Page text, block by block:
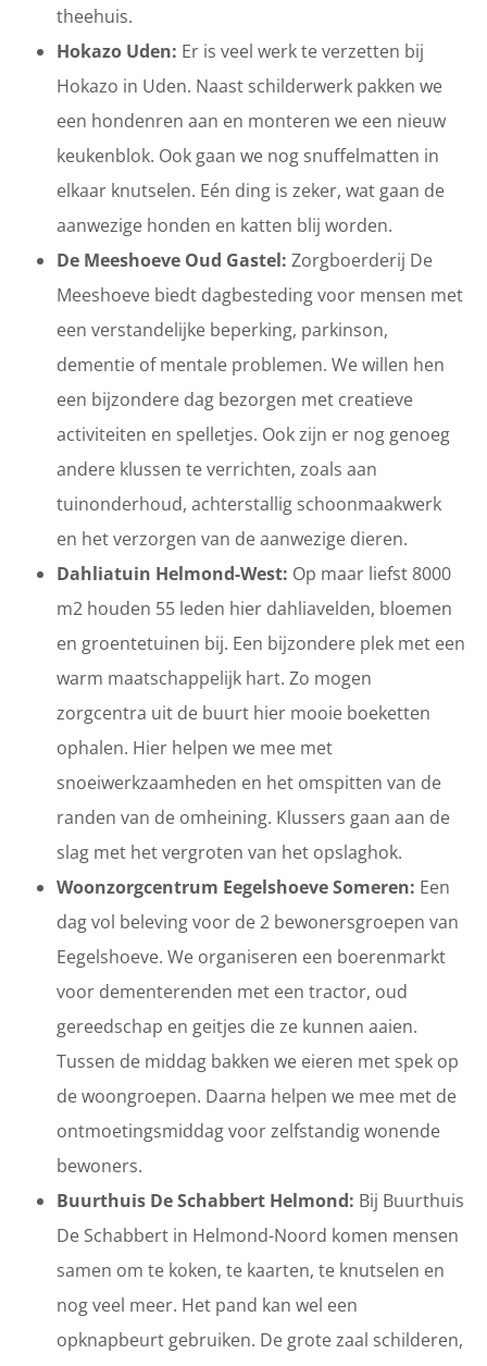
theehuis.
Hokazo Uden: Er is veel werk te verzetten bij
Hokazo in Uden. Naast schilderwerk pakken we
een hondenren aan en monteren we een nieuw
keukenblok. Ook gaan we nog snuffelmatten in
elkaar knutselen. Eén ding is zeker, wat gaan de
aanwezige honden en katten blij worden.
De Meeshoeve Oud Gastel: Zorgboerderij De
Meeshoeve biedt dagbesteding voor mensen met
een verstandelijke beperking, parkinson,
dementie of mentale problemen. We willen hen
een bijzondere dag bezorgen met creatieve
activiteiten en spelletjes. Ook zijn er nog genoeg
andere klussen te verrichten, zoals aan
tuinonderhoud, achterstallig schoonmaakwerk
en het verzorgen van de aanwezige dieren.
Dahliatuin Helmond-West: Op maar liefst 8000
m2 houden 55 leden hier dahliavelden, bloemen
en groentetuinen bij. Een bijzondere plek met een
warm maatschappelijk hart. Zo mogen
zorgcentra uit de buurt hier mooie boeketten
ophalen. Hier helpen we mee met
snoeiwerkzaamheden en het omspitten van de
randen van de omheining. Klussers gaan aan de
slag met het vergroten van het opslaghok.
Woonzorgcentrum Eegelshoeve Someren: Een
dag vol beleving voor de 2 bewonersgroepen van
Eegelshoeve. We organiseren een boerenmarkt
voor dementerenden met een tractor, oud
gereedschap en geitjes die ze kunnen aaien.
Tussen de middag bakken we eieren met spek op
de woongroepen. Daarna helpen we mee met de
ontmoetingsmiddag voor zelfstandig wonende
bewoners.
Buurthuis De Schabbert Helmond: Bij Buurthuis
De Schabbert in Helmond-Noord komen mensen
samen om te koken, te kaarten, te knutselen en
nog veel meer. Het pand kan wel een
opknapbeurt gebruiken. De grote zaal schilderen,